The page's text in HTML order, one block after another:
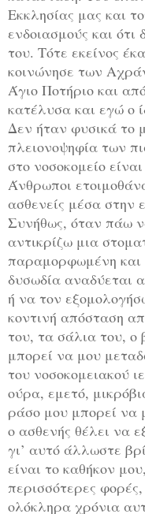
Εκκλησίας μας και
ενδοιασμούς και
του. Τότε εκείνος
κοινώνησε των
Άγιο Ποτήριο και
κατέλυσα και εγώ ο
Δεν ήταν φυσικά το
πλειονοψηφία των
στο νοσοκομείο
Άνθρωποι
ασθενείς μέσα στην
Συνήθως, όταν πάω
αντικρίζω μια
παραμορφωμένη και
δυσωδία αναδύεται
ή να τον
κοντινή απόσταση
του, τα σάλια του, ο
μπορεί να μου
του νοσοκομειακού
ούρα, εμετό,
ράσο μου μπορεί να
ο ασθενής θέλει να
γι’ αυτό άλλωστε
είναι το καθήκον
περισσότερες
ολόκληρα χρόνια